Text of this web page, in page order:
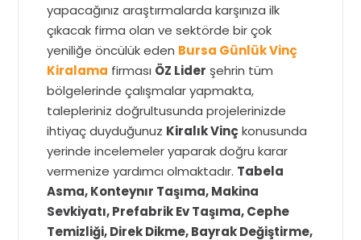
yapacağınız araştırmalarda karşınıza ilk
çıkacak firma olan ve sektörde bir çok
yeniliğe öncülük eden Bursa Günlük Vinç
Kiralama firması ÖZ Lider şehrin tüm
bölgelerinde çalışmalar yapmakta,
talepleriniz doğrultusunda projelerinizde
ihtiyaç duyduğunuz Kiralık Vinçkonusunda
yerinde incelemeler yaparak doğru karar
vermenize yardımcı olmaktadır. Tabela
Asma, Konteynır Taşıma, Makina
Sevkiyatı, Prefabrik Ev Taşıma, Cephe
Temizliği, Direk Dikme, Bayrak Değiştirme,